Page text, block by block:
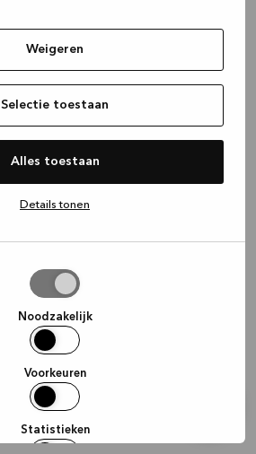
Weigeren
Selectie toestaan
Alles toestaan
Details tonen
Noodzakelijk
Voorkeuren
Statistieken
(see the browser console for more
information).